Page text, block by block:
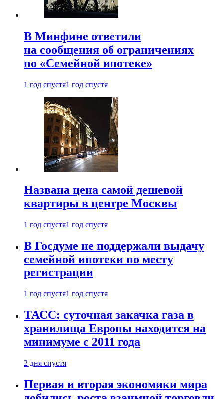
В Минфине ответили
на сообщения об ограничениях
по «Семейной ипотеке»
1 год спустя1 год спустя
Названа цена самой дешевой
квартиры в центре Москвы
1 год спустя1 год спустя
В Госдуме не поддержали выдачу
семейной ипотеки по месту
регистрации
1 год спустя1 год спустя
ТАСС: суточная закачка газа в
хранилища Европы находится на
минимуме с 2011 года
2 дня спустя
Первая и вторая экономики мира